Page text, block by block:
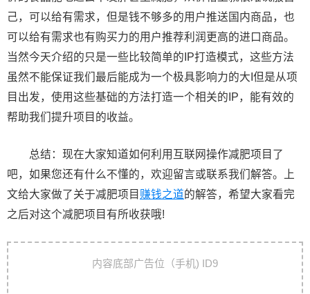
己，可以给有需求，但是钱不够多的用户推送国内商品，也
可以给有需求也有购买力的用户推荐利润更高的进口商品。
当然今天介绍的只是一些比较简单的IP打造模式，这些方法
虽然不能保证我们最后能成为一个极具影响力的大I但是从项
目出发，使用这些基础的方法打造一个相关的IP，能有效的
帮助我们提升项目的收益。
总结：现在大家知道如何利用互联网操作减肥项目了
吧，如果您还有什么不懂的，欢迎留言或联系我们解答。上
文给大家做了关于减肥项目 赚钱之道的解答，希望大家看完
之后对这个减肥项目有所收获哦!
文
章
导
内容底部广告位（手机) ID9